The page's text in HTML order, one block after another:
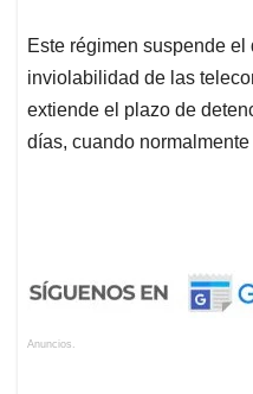
Este régimen suspende
inviolabilidad de las
extiende el plazo de
días, cuando
Anuncios.